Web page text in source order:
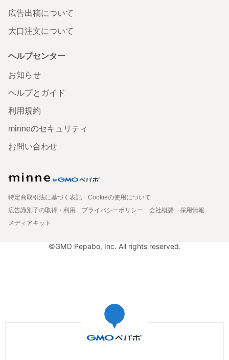
広告出稿について
大口注文について
ヘルプセンター
お知らせ
ヘルプとガイド
利用規約
minneのセキュリティ
お問い合わせ
特定商取引法に基づく表記
Cookieの使用について
広告識別子の取得・利用
プライバシーポリシー 会社概要
採用情報
メディアキット
©GMO Pepabo, Inc. All rights reserved.